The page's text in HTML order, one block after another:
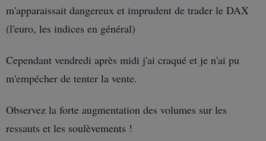
m'apparaissait dangereux et imprudent de trader le DAX
(l'euro, les indices en général)
Cependant vendredi après midi j'ai craqué et je n'ai pu
m'empécher de tenter la vente.
Observez la forte augmentation des volumes sur les
ressauts et les soulèvements !